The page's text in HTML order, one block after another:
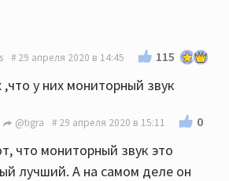
29 апреля 2020 в 14:45 115
у них мониторный звук
@tigra 29 апреля 2020 в 15:11 0
что мониторный звук это
лучший. А на самом деле он